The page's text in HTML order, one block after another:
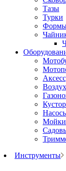
Тазы
Турки
Формы
Мойки
Инструменты